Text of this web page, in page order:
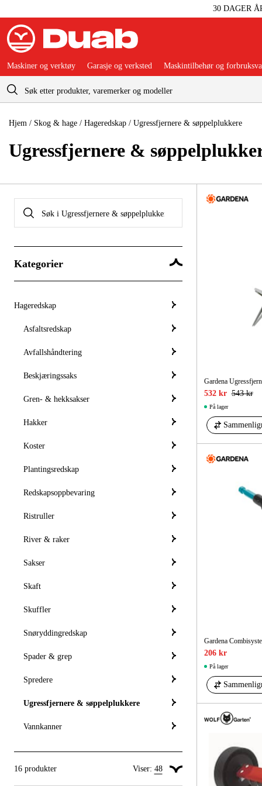
30 DAGER
Maskiner og verktøy Garasje og verksted Maskintilbehør og
Hjem / Skog & hage / Hageredskap / Ugressfjernere & søppelplukkere
Ugressfjernere &
Kategorier
Hageredskap
Asfaltsredskap
Avfallshåndtering
Beskjæringssaks
Gren- & hekksakser
Hakker
Koster
Plantingsredskap
Redskapsoppbevaring
Ristruller
River & raker
Sakser
Skaft
Skuffler
Snøryddingredskap
Spader & grep
Spredere
Ugressfjernere & søppelplukkere
Vannkanner
16 produkter Viser: 48
Gardena
532 kr 543 kr
På lager
Gardena
206 kr
På lager